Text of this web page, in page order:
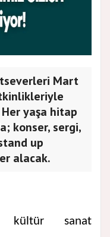
Mart
yaşa hitap
konser, sergi,
up
alacak.
kültür sanat